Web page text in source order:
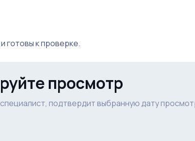
готовы к проверке.
просмотр
подтвердит выбранную дату